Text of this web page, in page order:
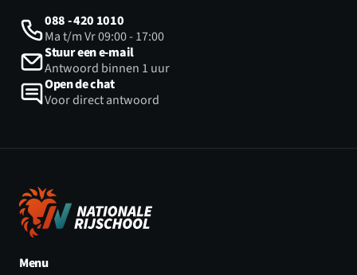
088 - 420 1010
Ma t/m Vr 09:00 - 17:00
Stuur een e-mail
Antwoord binnen 1 uur
Open de chat
Voor direct antwoord
Menu